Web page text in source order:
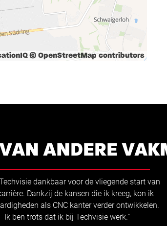
© OpenStreetMap contributors
ANDERE
dankbaar voor de vliegende start van
Dankzij de kansen die ik kreeg, kon ik
als CNC kanter verder ontwikkelen.
Ik ben trots dat ik bij Techvisie werk.”